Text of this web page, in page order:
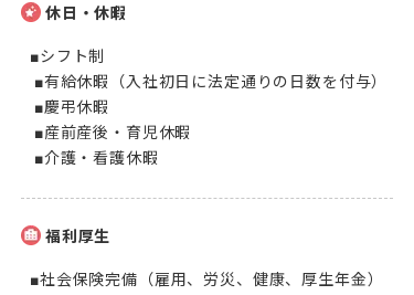
休日・休暇
■シフト制
■介護・看護休暇
福利厚生
■社会保険完備（雇用、労災、健康、厚生年金）